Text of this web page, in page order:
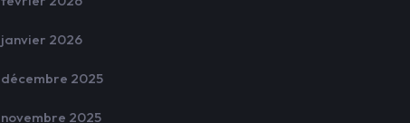
janvier 2026
décembre 2025
novembre 2025